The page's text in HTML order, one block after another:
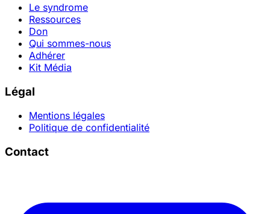
Le syndrome
Ressources
Don
Qui sommes-nous
Adhérer
Kit Média
Légal
Mentions légales
Politique de confidentialité
Contact